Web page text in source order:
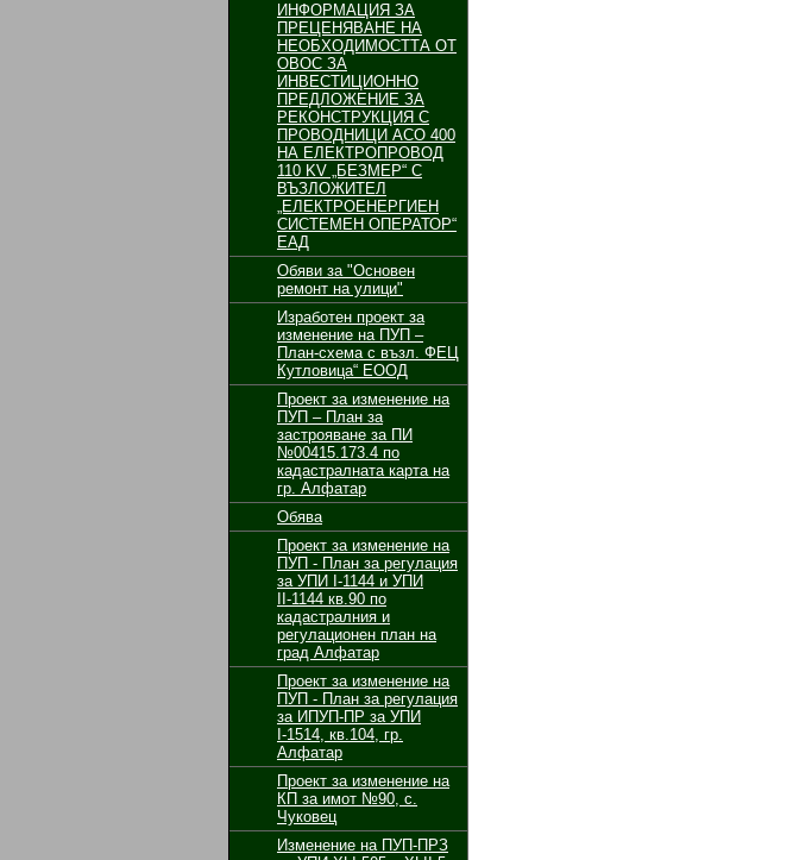
ИНФОРМАЦИЯ ЗА
ПРЕЦЕНЯВАНЕ НА
НЕОБХОДИМОСТТА ОТ
ОВОС ЗА
ИНВЕСТИЦИОННО
ПРЕДЛОЖЕНИЕ ЗА
РЕКОНСТРУКЦИЯ С
ПРОВОДНИЦИ АСО 400
НА ЕЛЕКТРОПРОВОД
110 KV „БЕЗМЕР“ С
ВЪЗЛОЖИТЕЛ
„ЕЛЕКТРОЕНЕРГИЕН
СИСТЕМЕН ОПЕРАТОР“
ЕАД
Обяви за "Основен
ремонт на улици"
Изработен проект за
изменение на ПУП –
План-схема с възл. ФЕЦ
Кутловица“ ЕООД
Проект за изменение на
ПУП – План за
застрояване за ПИ
№00415.173.4 по
кадастралната карта на
гр. Алфатар
Обява
Проект за изменение на
ПУП - План за регулация
за УПИ І-1144 и УПИ
ІІ-1144 кв.90 по
кадастралния и
регулационен план на
град Алфатар
Проект за изменение на
ПУП - План за регулация
за ИПУП-ПР за УПИ
І-1514, кв.104, гр.
Алфатар
Проект за изменение на
КП за имот №90, с.
Чуковец
Изменение на ПУП-ПРЗ